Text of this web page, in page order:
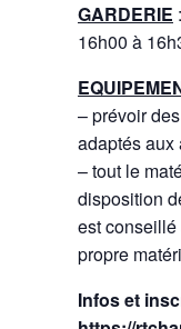
GARDERIE
16h00 à
– prévoir
adaptés aux
– tout le
disposition
est
propre
Infos et